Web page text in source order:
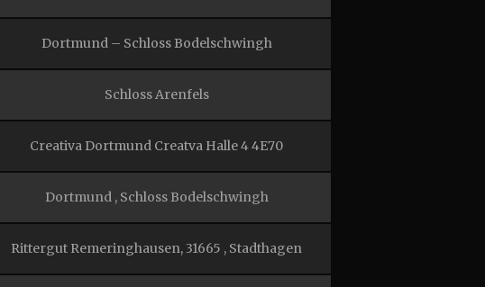
Dortmund – Schloss Bodelschwingh
Schloss Arenfels
Creativa Dortmund Creatva Halle 4 4E70
Dortmund , Schloss Bodelschwingh
Rittergut Remeringhausen, 31665 , Stadthagen